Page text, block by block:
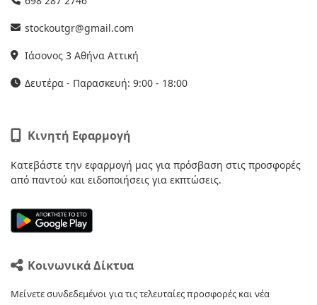
stockoutgr@gmail.com
Ιάσονος 3 Αθήνα Αττική
Δευτέρα - Παρασκευή: 9:00 - 18:00
Κινητή Εφαρμογή
Κατεβάστε την εφαρμογή μας για πρόσβαση στις προσφορές
από παντού και ειδοποιήσεις για εκπτώσεις.
Κοινωνικά Δίκτυα
Μείνετε συνδεδεμένοι για τις τελευταίες προσφορές και νέα